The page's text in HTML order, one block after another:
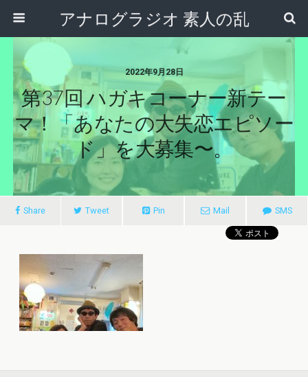
アナログラジオ 素人の乱
2022年9月28日
第37回 ハガキコーナー新テー
マ！「あなたの大失恋エピソー
ド」を大募集〜。
Share Tweet Pin Mail SMS